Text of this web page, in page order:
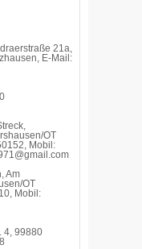
21a,
E-Mail:
OT
Mobil:
Am
OT
Mobil:
4, 99880